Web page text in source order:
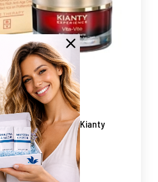
50ml - Kianty
®